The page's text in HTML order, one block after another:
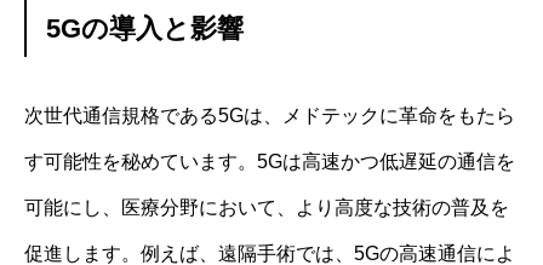
5Gの導入と影響
次世代通信規格である5Gは、メドテックに革命をもたら
す可能性を秘めています。5Gは高速かつ低遅延の通信を
可能にし、医療分野において、より高度な技術の普及を
促進します。例えば、遠隔手術では、5Gの高速通信によ